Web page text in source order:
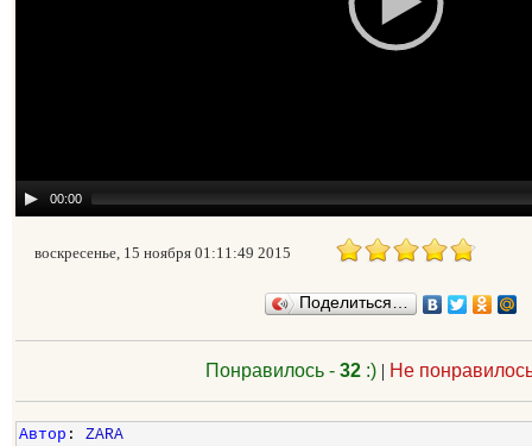
00:00
воскресенье, 15 ноября 01:11:49 2015
Поделиться…
Понравилось -32 :) | Не
Автор : ZARA